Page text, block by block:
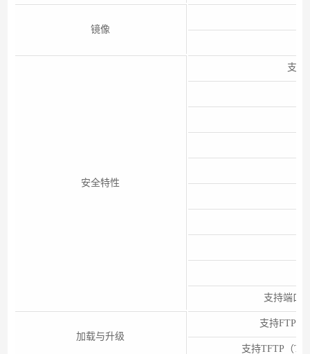
镜像
安全特性
支持
支持端口
加载与升级
支持FTP（
支持TFTP（